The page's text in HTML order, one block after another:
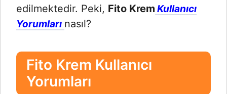
edilmektedir. Peki, Fito Krem Kullanıcı
Yorumları nasıl?
Fito Krem Kullanıcı
Yorumları